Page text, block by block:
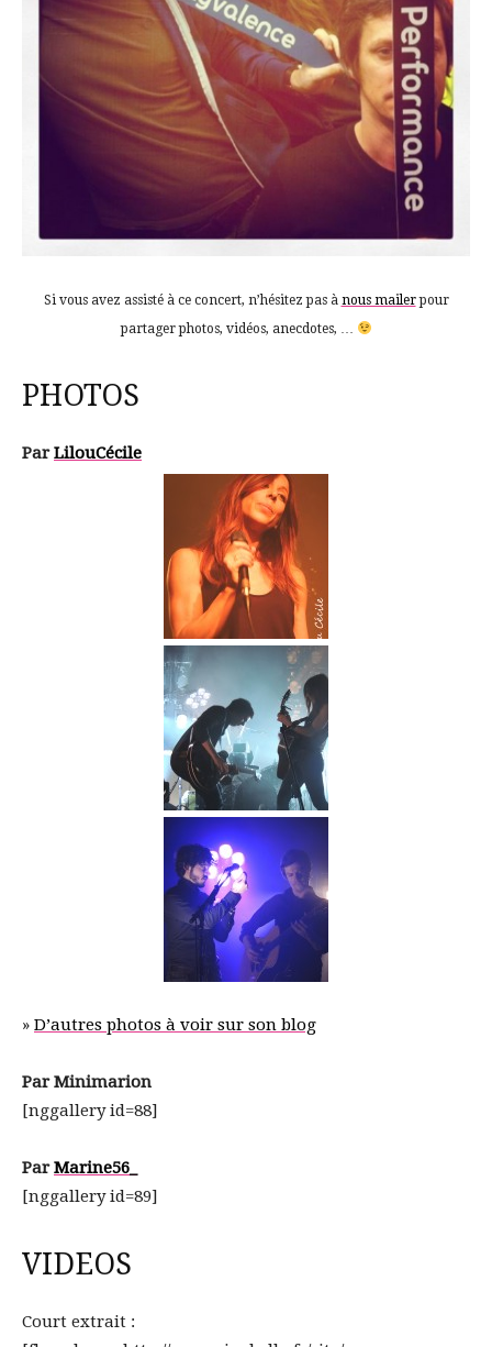
Si vous avez assisté à ce concert, n’hésitez pas à nous mailerpour
partager photos, vidéos, anecdotes, …
PHOTOS
ParLilouCécile
» D’autres photos à voir sur son blog
Par Minimarion
[nggallery id=88]
ParMarine56_
[nggallery id=89]
VIDEOS
Court extrait :